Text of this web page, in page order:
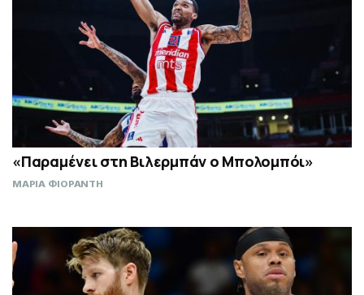
«Παραμένει στη Βιλερμπάν ο Μπολομπόι»
ΜΑΡΙΑ ΦΙΟΡΑΝΤΗ